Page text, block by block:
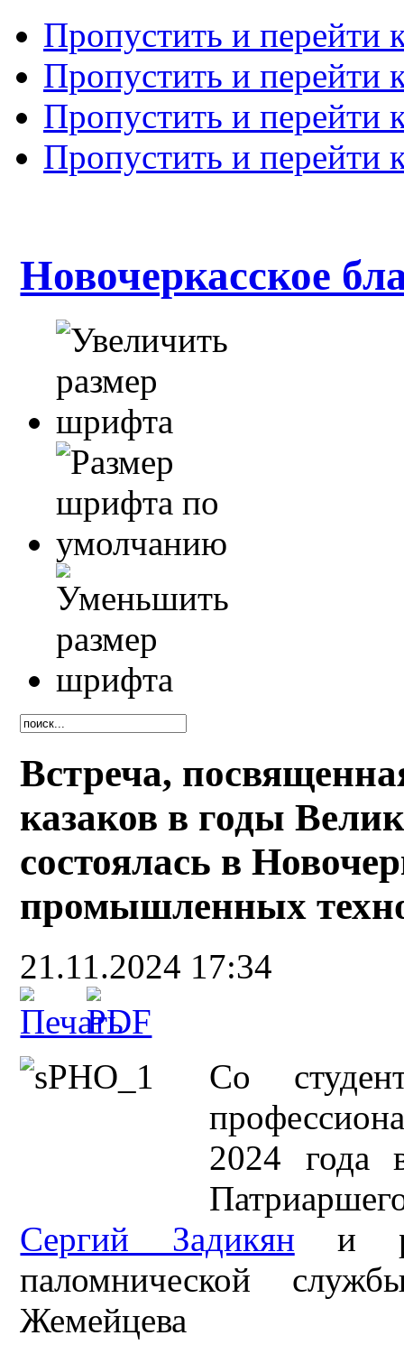
Пропустить и перейти
Пропустить и перейти
Пропустить и перейти
Пропустить и перейти
Новочеркасское
Встреча,
казаков в годы
состоялась в
промышленных
21.11.2024 17:34
Со
2024 года
Сергий Задикян и
паломнической
Жемейцева